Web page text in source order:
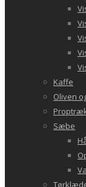
Kaffe
Oliven
Sæbe